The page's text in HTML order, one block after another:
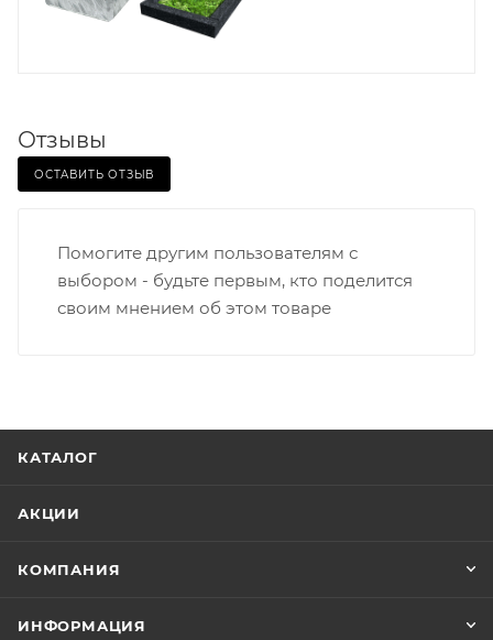
Отзывы
ОСТАВИТЬ ОТЗЫВ
Помогите другим пользователям с
выбором - будьте первым, кто поделится
своим мнением об этом товаре
КАТАЛОГ
АКЦИИ
КОМПАНИЯ
ИНФОРМАЦИЯ